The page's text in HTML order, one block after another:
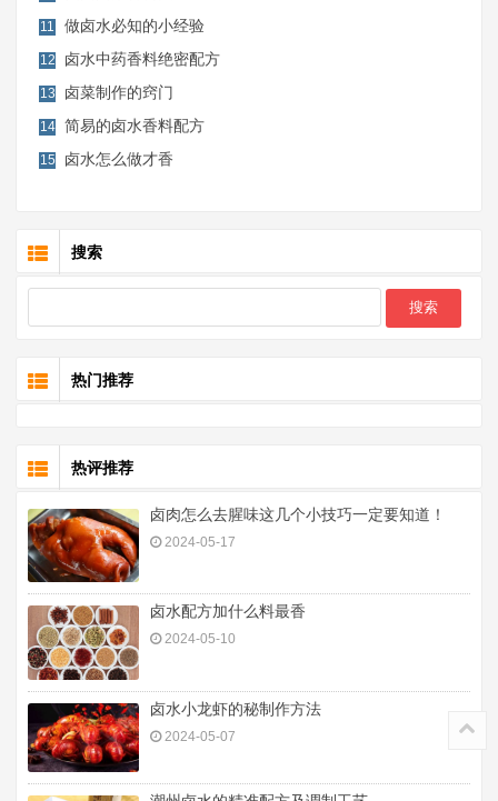
11 做卤水必知的小经验
12 卤水中药香料绝密配方
13 卤菜制作的窍门
14 简易的卤水香料配方
15 卤水怎么做才香
搜索
热门推荐
热评推荐
卤肉怎么去腥味这几个小技巧一定要知道！
2024-05-17
卤水配方加什么料最香
2024-05-10
卤水小龙虾的秘制作方法
2024-05-07